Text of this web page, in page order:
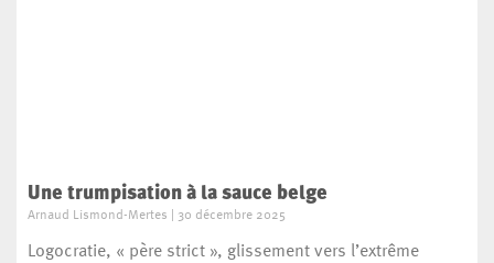
Une trumpisation à la sauce belge
Arnaud Lismond-Mertes 30 décembre 2025
Logocratie, « père strict », glissement vers l’extrême